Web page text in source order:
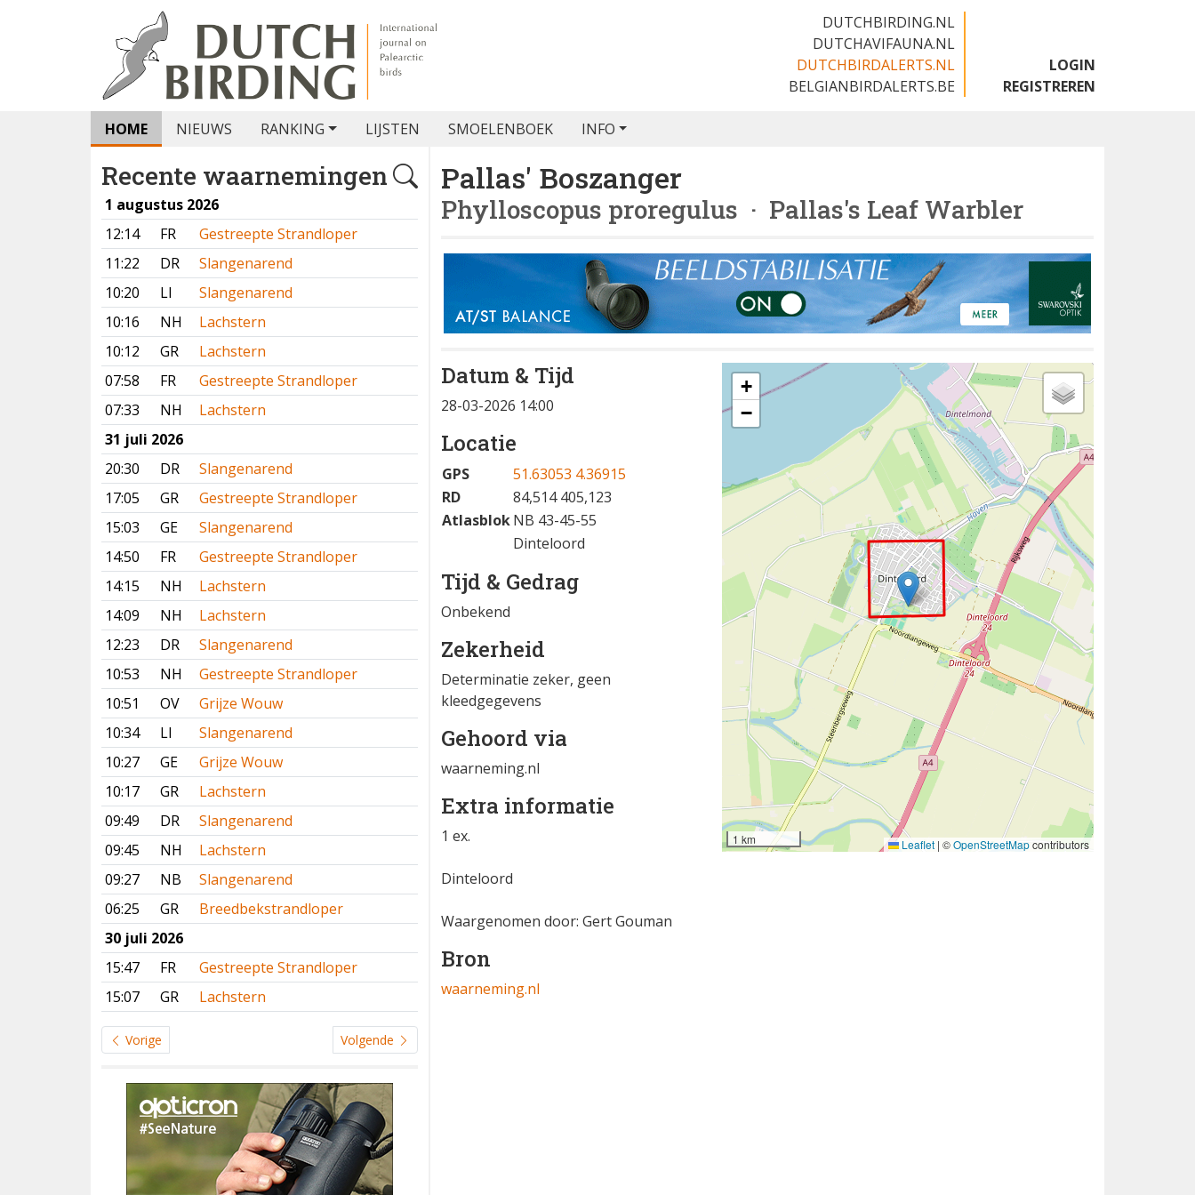
DUTCHBIRDING.NL
DUTCHAVIFAUNA.NL
DUTCHBIRDALERTS.NL
BELGIANBIRDALERTS.BE
LOGIN
REGISTREREN
HOME NIEUWS RANKING LIJSTEN SMOELENBOEK INFO
Recente waarnemingen
1 augustus 2026
12:14
FR
Gestreepte Strandloper
11:22
DR
Slangenarend
10:20
LI
Slangenarend
10:16
NH
Lachstern
10:12
GR
Lachstern
07:58
FR
Gestreepte Strandloper
07:33
NH
Lachstern
31 juli 2026
20:30
DR
Slangenarend
17:05
GR
Gestreepte Strandloper
15:03
GE
Slangenarend
14:50
FR
Gestreepte Strandloper
14:15
NH
Lachstern
14:09
NH
Lachstern
12:23
DR
Slangenarend
10:53
NH
Gestreepte Strandloper
10:51
OV
Grijze Wouw
10:34
LI
Slangenarend
10:27
GE
Grijze Wouw
10:17
GR
Lachstern
09:49
DR
Slangenarend
09:45
NH
Lachstern
09:27
NB
Slangenarend
06:25
GR
Breedbekstrandloper
30 juli 2026
15:47
FR
Gestreepte Strandloper
15:07
GR Lachstern
Vorige Volgende
Pallas' Boszanger
Phylloscopus proregulus · Pallas's Leaf Warbler
Datum & Tijd
28-03-2026 14:00
Locatie
GPS
51.63053 4.36915
RD
84,514 405,123
AtlasblokNB 43-45-55
Dinteloord
Tijd & Gedrag
Onbekend
Zekerheid
Determinatie zeker, geen
kleedgegevens
Gehoord via
waarneming.nl
Extra informatie
1 ex.
Dinteloord
Waargenomen door: Gert Gouman
Bron
waarneming.nl
+
−
1 km Leaflet | ©OpenStreetMapcontributors